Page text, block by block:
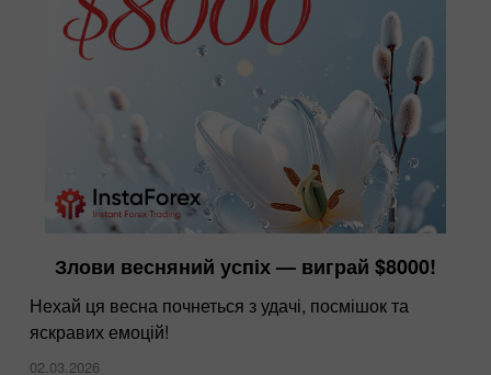
Злови весняний успіх — виграй $8000!
Нехай ця весна почнеться з удачі, посмішок та
яскравих емоцій!
02.03.2026